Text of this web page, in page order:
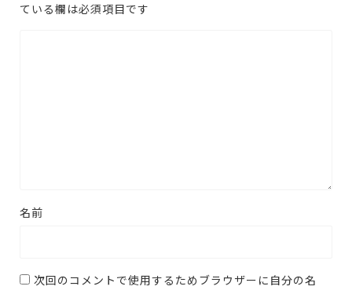
ている欄は必須項目です
名前
次回のコメントで使用するためブラウザーに自分の名